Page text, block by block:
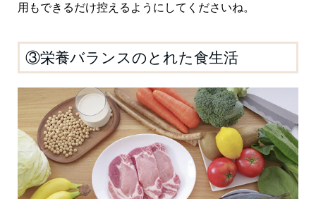
用もできるだけ控えるようにしてくださいね。
③栄養バランスのとれた食生活